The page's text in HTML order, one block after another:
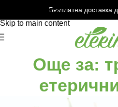
Skip to navigation
Skip to main content
Безплатна доставка
Още за: